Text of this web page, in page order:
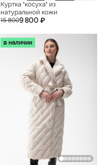
Куртка "косуха" из
натуральной кожи
15 8009 800 ₽
в наличии